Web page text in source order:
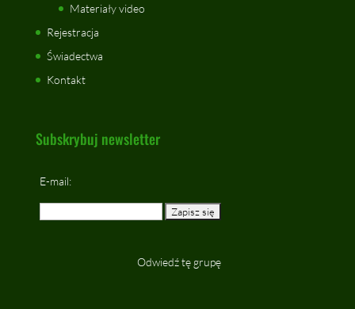
Materiały video
Rejestracja
Świadectwa
Kontakt
Subskrybuj newsletter
E-mail:
Odwiedź tę grupę